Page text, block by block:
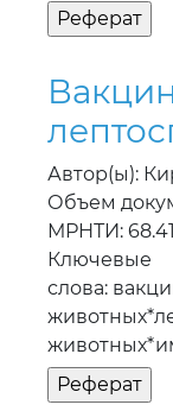
Автор(ы):
Объем
МРНТИ:
Ключевые
слова: